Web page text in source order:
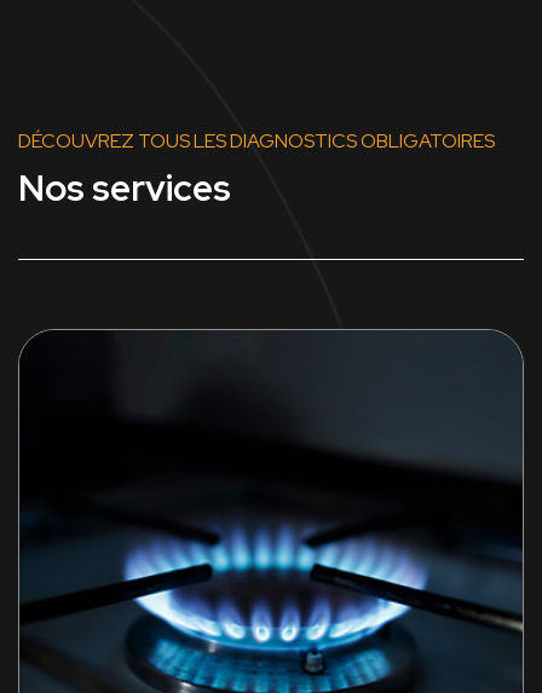
DÉCOUVREZ TOUS LES DIAGNOSTICS OBLIGATOIRES
Nos services